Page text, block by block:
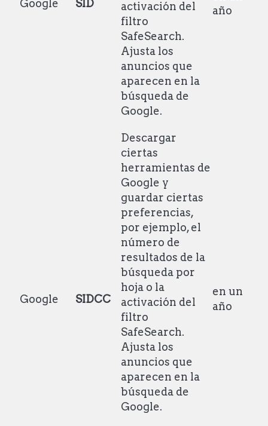
Google SID
activación del
filtro
SafeSearch.
Ajusta los
anuncios que
aparecen en la
búsqueda de
Google.
año
Google SIDCC
Descargar
ciertas
herramientas de
Google y
guardar ciertas
preferencias,
por ejemplo, el
número de
resultados de la
búsqueda por
hoja o la
activación del
filtro
SafeSearch.
Ajusta los
anuncios que
aparecen en la
búsqueda de
Google.
en un
año